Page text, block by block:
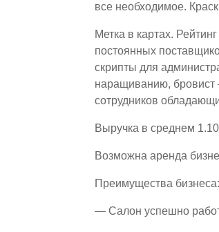
все необходимое.
Метка в картах.
постоянных
скрипты для
наращиванию,
сотрудников
Выручка в среднем
Возможна аренда
Преимущества бизнеса:
— Салон успешно